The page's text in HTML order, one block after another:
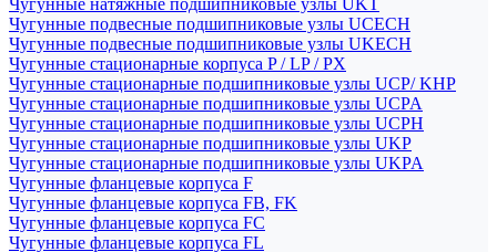
Чугунные натяжные подшипниковые узлы UKT
Чугунные подвесные подшипниковые узлы UCECH
Чугунные подвесные подшипниковые узлы UKECH
Чугунные стационарные корпуса P / LP / PX
Чугунные стационарные подшипниковые узлы UCP/ KHP
Чугунные стационарные подшипниковые узлы UCPA
Чугунные стационарные подшипниковые узлы UCPH
Чугунные стационарные подшипниковые узлы UKP
Чугунные стационарные подшипниковые узлы UKPA
Чугунные фланцевые корпуса F
Чугунные фланцевые корпуса FB, FK
Чугунные фланцевые корпуса FC
Чугунные фланцевые корпуса FL